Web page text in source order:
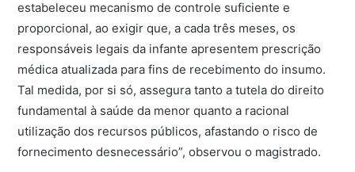
estabeleceu mecanismo de controle suficiente e
proporcional, ao exigir que, a cada três meses, os
responsáveis legais da infante apresentem prescrição
médica atualizada para fins de recebimento do insumo.
Tal medida, por si só, assegura tanto a tutela do direito
fundamental à saúde da menor quanto a racional
utilização dos recursos públicos, afastando o risco de
fornecimento desnecessário”, observou o magistrado.